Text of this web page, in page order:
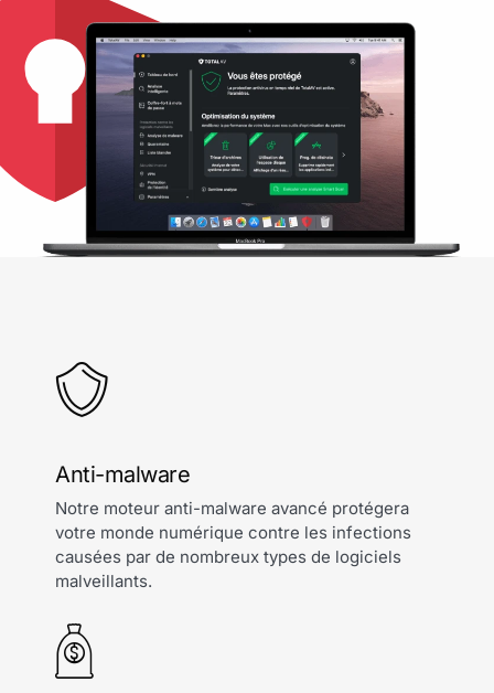
Anti-malware
Notre moteur anti-malware avancé protégera
votre monde numérique contre les infections
causées par de nombreux types de logiciels
malveillants.